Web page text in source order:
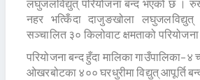
लघुजलविद्युत् परियोजना बन्द भएको छ ।
नहर भत्किँदा दाजुङखोला लघुजलविद्युत्
सञ्चालित ३० किलोवाट क्षमताको
परियोजना बन्द हुँदा मालिका गाउँपालिका–४
ओखरबोटका ४०० घरधुरीमा विद्युत् आपूर्ति